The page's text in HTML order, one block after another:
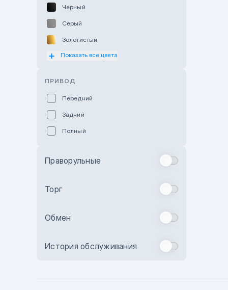
Черный
Серый
Золотистый
Оранжевый
Бежевый
Комбинированный
Показать все цвета
ПРИВОД
Передний
Задний
Полный
Праворульные
Торг
Обмен
История обслуживания